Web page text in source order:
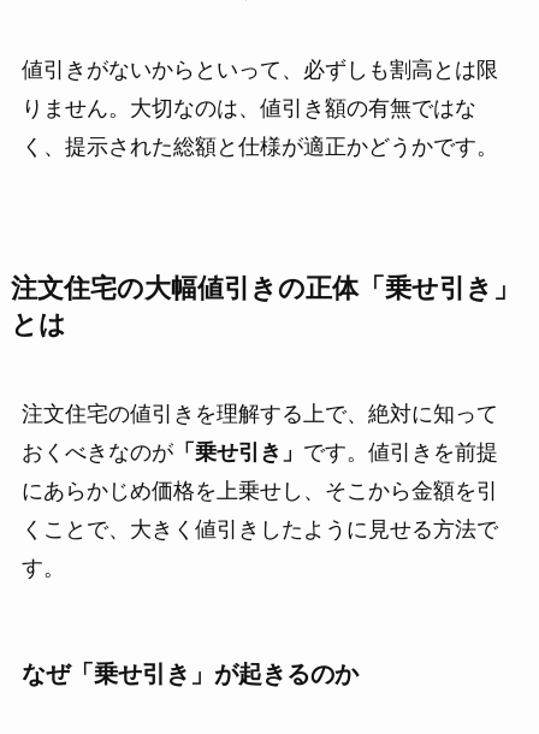
値引きがないからといって、必ずしも割高とは限
りません。大切なのは、値引き額の有無ではな
く、提示された総額と仕様が適正かどうかです。
注文住宅の大幅値引きの正体「乗せ引き」
とは
注文住宅の値引きを理解する上で、絶対に知って
おくべきなのが「乗せ引き」 です。値引きを前提
にあらかじめ価格を上乗せし、そこから金額を引
くことで、大きく値引きしたように見せる方法で
す。
なぜ「乗せ引き」が起きるのか